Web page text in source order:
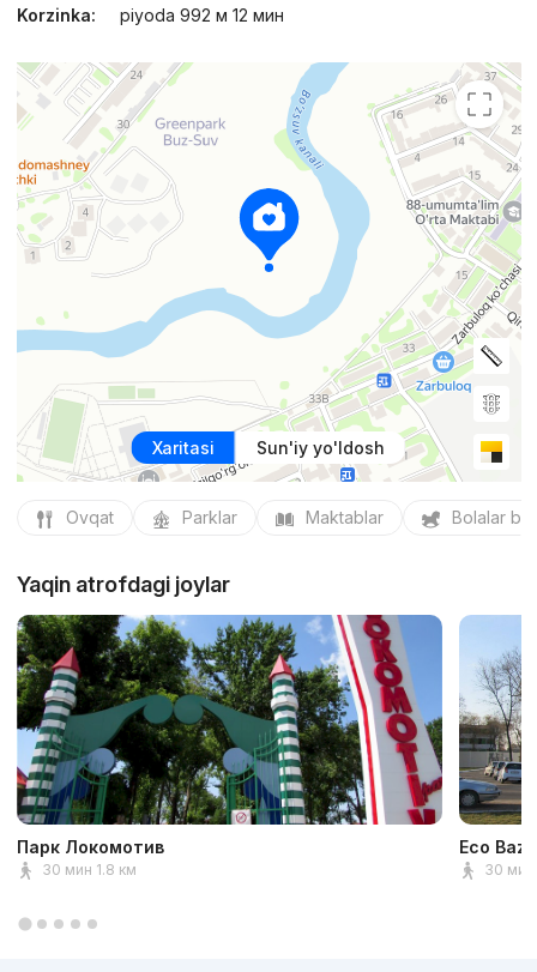
Korzinka:
piyoda 992 м 12 мин
Xaritasi Sun'iy yo'ldosh
Ovqat Parklar Maktablar Bolalar
Yaqin atrofdagi joylar
Парк Локомотив
30 мин 1.8 км
Eco
30 мин